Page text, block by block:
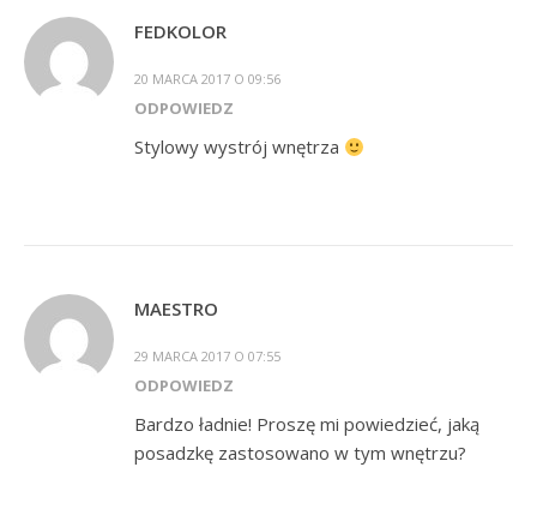
FEDKOLOR
20 MARCA 2017 O 09:56
ODPOWIEDZ
Stylowy wystrój wnętrza
MAESTRO
29 MARCA 2017 O 07:55
ODPOWIEDZ
Bardzo ładnie! Proszę mi powiedzieć, jaką
posadzkę zastosowano w tym wnętrzu?